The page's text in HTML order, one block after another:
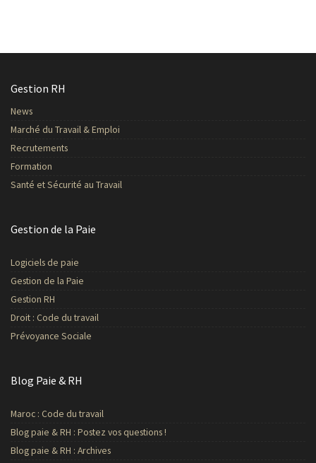
Gestion RH
News
Marché du Travail & Emploi
Recrutements
Formation
Santé et Sécurité au Travail
Gestion de la Paie
Logiciels de paie
Gestion de la Paie
Gestion RH
Droit : Code du travail
Prévoyance Sociale
Blog Paie & RH
Maroc : Code du travail
Blog paie & RH : Postez vos questions !
Blog paie & RH : Archives